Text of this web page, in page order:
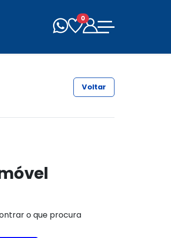
0
Voltar
o que procura